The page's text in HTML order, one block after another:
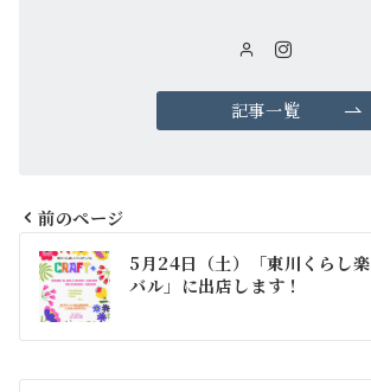
記事一覧
投
稿
ナ
ビ
前のページ
5月24日（土）「東川くらし楽
バル」に出店します！